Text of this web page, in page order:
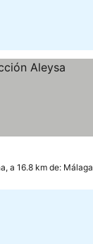
a 16.8 km de: Málaga